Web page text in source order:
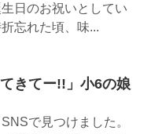
日のお祝いとしてい
忘れた頃、味...
てきてー!!」小6の娘
で見つけました。